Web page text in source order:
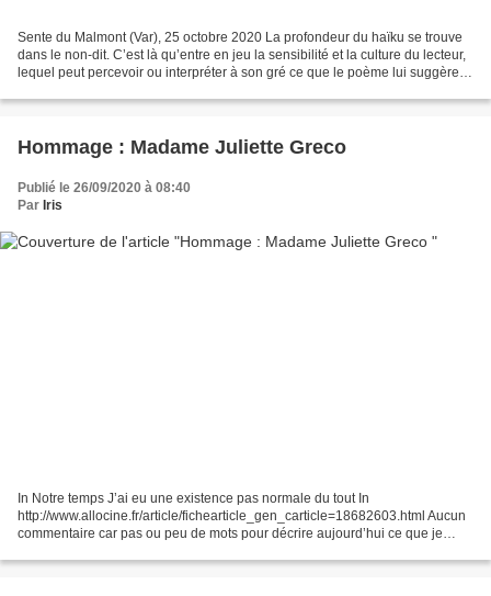
Sente du Malmont (Var), 25 octobre 2020 La profondeur du haïku se trouve
dans le non-dit. C’est là qu’entre en jeu la sensibilité et la culture du lecteur,
lequel peut percevoir ou interpréter à son gré ce que le poème lui suggère. Il
Hommage : Madame Juliette Greco
Publié le 26/09/2020 à 08:40
Par Iris
In Notre temps J’ai eu une existence pas normale du tout In
http://www.allocine.fr/article/fichearticle_gen_carticle=18682603.html Aucun
commentaire car pas ou peu de mots pour décrire aujourd’hui ce que je